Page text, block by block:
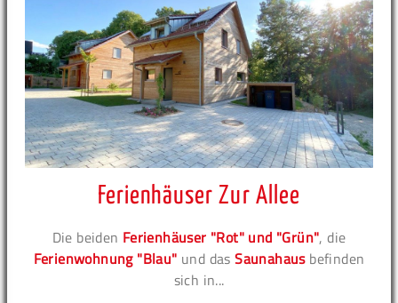
Ferienhäuser Zur Allee
Die beiden Ferienhäuser "Rot" und "Grün", die
Ferienwohnung "Blau" und dasSaunahausbefinden
sich in...